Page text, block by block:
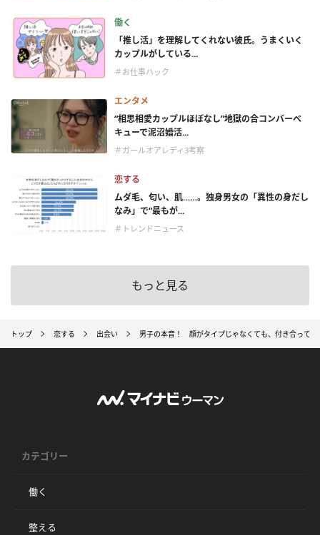
働く
「推し活」を理解してくれない彼氏。うまくいく
カップルがしている...
＃お仕事ハック
エンタメ
“相思相愛カップルほぼなし”地獄の合コンバーベ
キューで泥沼婚活...
＃ガールオアレディ3考察
恋する
ムダ毛、匂い、肌……。独身男女の「異性の身だし
なみ」で“最もが...
＃トレンドニュース
もっと見る
トップ 恋する 出会い 男子の本音！ 顔がタイプじゃなくても、付き合ってみ
カテゴリー
働く
整える